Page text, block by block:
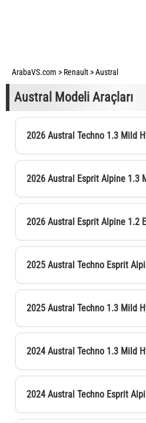
ArabaVS.com > Renault >Austral
Austral Modeli Araçları
2026 Austral Techno 1.3 Mild
2026 Austral Esprit Alpine 1.3
2026 Austral Esprit Alpine 1.2
2025 Austral Techno Esprit
2025 Austral Techno 1.3 Mild
2024 Austral Techno 1.3 Mild
2024 Austral Techno Esprit